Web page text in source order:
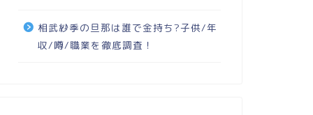
相武紗季の旦那は誰で金持ち?子供/年
収/噂/職業を徹底調査！